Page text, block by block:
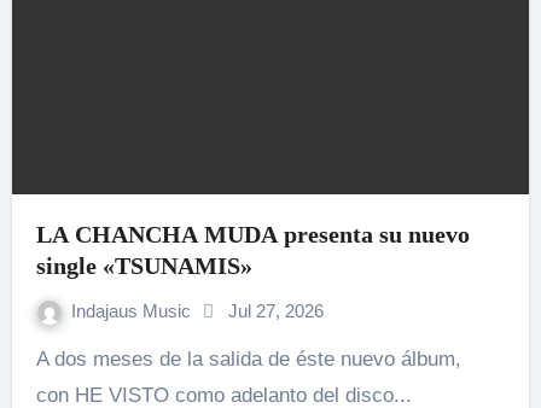
LA CHANCHA MUDA presenta su nuevo
single «TSUNAMIS»
Indajaus Music Jul 27, 2026
A dos meses de la salida de éste nuevo álbum,
con HE VISTO como adelanto del disco...